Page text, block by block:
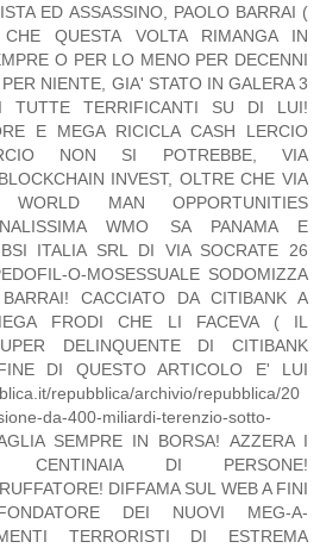
ED ASSASSINO, PAOLO BARRAI (
CHE QUESTA VOLTA RIMANGA IN
O PER LO MENO PER DECENNI
NIENTE, GIA' STATO IN GALERA 3
TUTTE TERRIFICANTI SU DI LUI!
E MEGA RICICLA CASH LERCIO
NON SI POTREBBE, VIA
INVEST, OLTRE CHE VIA
WORLD MAN OPPORTUNITIES
WMO SA PANAMA E
BSI ITALIA SRL DI VIA SOCRATE 26
O-MOSESSUALE SODOMIZZA
CACCIATO DA CITIBANK A
FRODI CHE LI FACEVA ( IL
DELINQUENTE DI CITIBANK
DI QUESTO ARTICOLO E' LUI
repubblica/archivio/repubblica/20
da-400-miliardi-terenzio-sotto-
SEMPRE IN BORSA! AZZERA I
CENTINAIA DI PERSONE!
DIFFAMA SUL WEB A FINI
DEI NUOVI MEG-A-
TERRORISTI DI ESTREMA